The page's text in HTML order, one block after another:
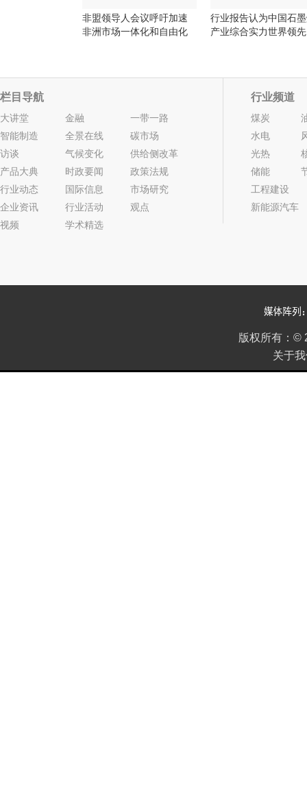
非盟领导人会议呼吁加速
非洲市场一体化和自由化
行业报告认为中国石
产业综合实力世界领先
栏目导航
大讲堂 金融
一带一路
智能制造
全景在线
碳市场
访谈
气候变化
供给侧改革
产品大典
时政要闻
政策法规
行业动态
国际信息
市场研究
企业资讯
行业活动
观点
视频
学术精选
行业频道
煤炭
水电
光热
储能
工程建设
新能源汽车
版权所有： ©
关于